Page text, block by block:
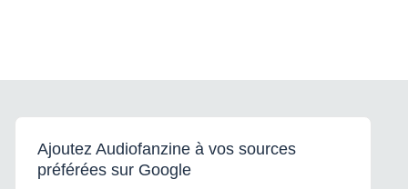
Ajoutez Audiofanzine à vos sources
préférées sur Google